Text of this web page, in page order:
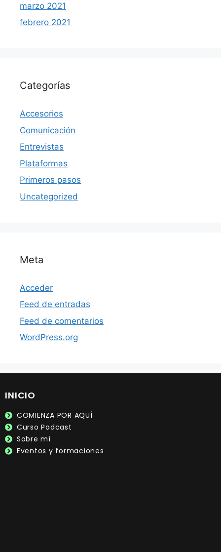
marzo 2021
febrero 2021
Categorías
Accesorios
Comunicación
Entrevistas
Plataformas
Primeros pasos
Uncategorized
Meta
Acceder
Feed de entradas
Feed de comentarios
WordPress.org
INICIO
COMIENZA POR AQUÍ
Curso Podcast
Sobre mí
Eventos y formaciones